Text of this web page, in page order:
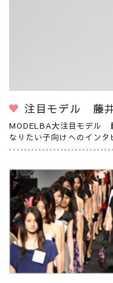
注目モデル 藤
MODELBA大注目モデル
なりたい子向けへのインタ